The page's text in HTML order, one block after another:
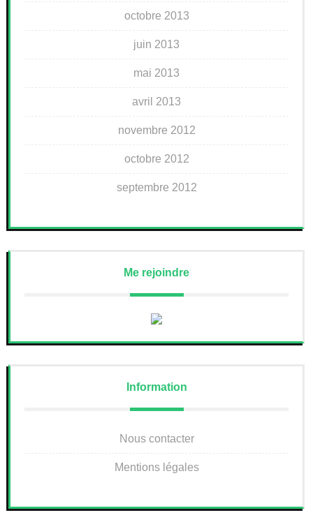
octobre 2013
juin 2013
mai 2013
avril 2013
novembre 2012
octobre 2012
septembre 2012
Me rejoindre
Information
Nous contacter
Mentions légales